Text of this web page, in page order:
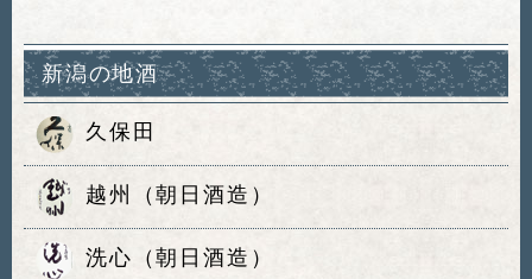
新潟の地酒
久保田
越州（朝日酒造）
洗心（朝日酒造）